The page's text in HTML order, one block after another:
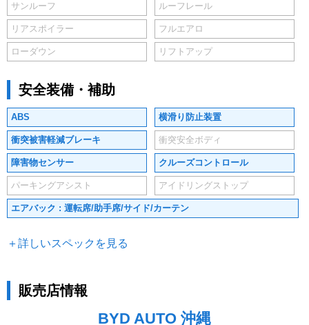
サンルーフ ルーフレール
リアスポイラー フルエアロ
ローダウン リフトアップ
安全装備・補助
ABS 横滑り防止装置
衝突被害軽減ブレーキ 衝突安全ボディ
障害物センサー クルーズコントロール
パーキングアシスト アイドリングストップ
エアバック : 運転席/助手席/サイド/カーテン
＋詳しいスペックを見る
販売店情報
BYD AUTO 沖縄